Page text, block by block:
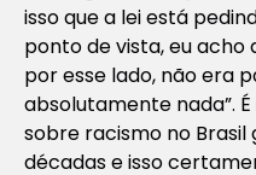
isso que a lei está
ponto de vista, eu acho
por esse lado, não era
absolutamente nada”.
sobre racismo no
décadas e isso